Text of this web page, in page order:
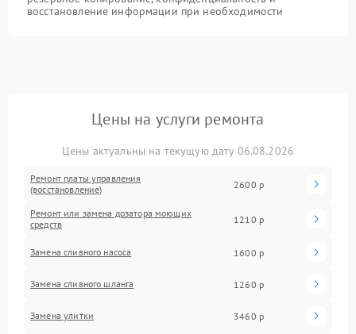
восстановление информации при необходимости
Цены на услуги ремонта
Цены актуальны на текущую дату 06.08.2026
Ремонт платы управления
(восстановление)
2600 р
Ремонт или замена дозатора моющих
средств
1210 р
Замена сливного насоса 1600 р
Замена сливного шланга 1260 р
Замена улитки 3460 р